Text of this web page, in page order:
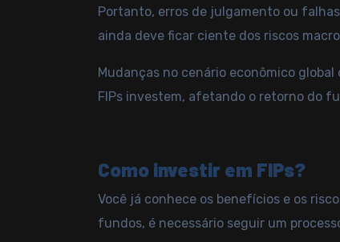
Portanto, erros de julgamento ou
ainda deve ficar ciente dos riscos
Mudanças no cenário econômico
FIPs investem, afetando o retorno do
Como investir em FIPs?
Você já conhece os benefícios e os
fundos, é necessário seguir um